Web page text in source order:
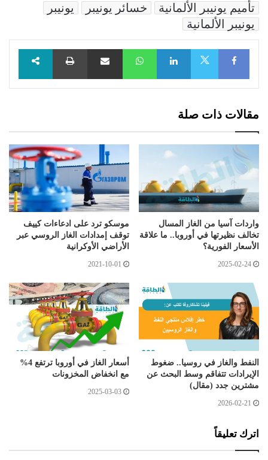
تأميم يونيبر الألمانية
خسائر يونيبر
يونيبر
يونيبر الألمانية
Facebook
LinkedIn
WhatsAppمشاركة عبر البريد طباعة
مقالات ذات صلة
واردات آسيا من الغاز المسال
تخالف نظيرتها في أوروبا.. ما علاقة
الأسعار الفورية؟
2025-02-24
موسكو ترد على ادعاءات كييف
توقف إمدادات الغاز الروسي عبر
الأراضي الأوكرانية
2021-10-01
النفط والغاز في روسيا.. ضغوط
الإيرادات تتفاقم وسط البحث عن
مشترين جدد (مقال)
2026-02-21
أسعار الغاز في أوروبا ترتفع 4%
مع انخفاض المخزونات
2025-03-03
اترك تعليقاً